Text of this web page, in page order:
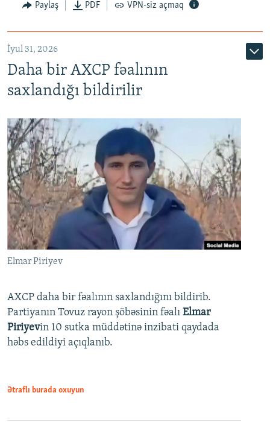
Paylaş PDF VPN-siz açmaq
İyul 31, 2026
Daha bir AXCP fəalının
saxlandığı bildirilir
Elmar Piriyev
AXCP daha bir fəalının saxlandığını bildirib.
Partiyanın Tovuz rayon şöbəsinin fəalı Elmar
Piriyevin 10 sutka müddətinə inzibati qaydada
həbs edildiyi açıqlanıb.
Ətraflı burada oxuyun